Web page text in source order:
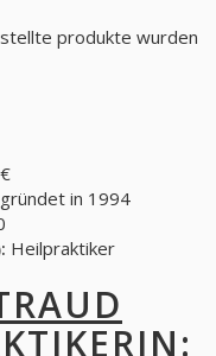
produkte wurden
in 1994
: Heilpraktiker
: